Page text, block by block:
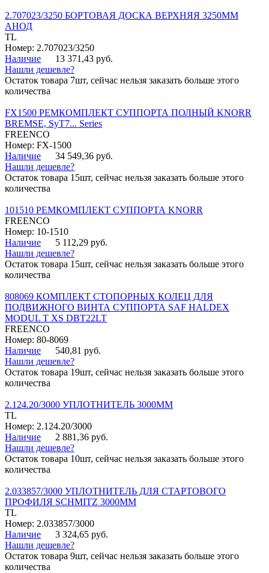
2.707023/3250 БОРТОВАЯ ДОСКА ВЕРХНЯЯ 3250ММ
АНОД
TL
Номер: 2.707023/3250
Наличие
13 371,43 руб.
Нашли дешевле?
Остаток товара 7шт, сейчас нельзя заказать больше этого
количества
FX1500 РЕМКОМПЛЕКТ СУППОРТА ПОЛНЫЙ KNORR
BREMSE, SyT7... Series
FREENCO
Номер: FX-1500
Наличие
34 549,36 руб.
Нашли дешевле?
Остаток товара 15шт, сейчас нельзя заказать больше этого
количества
101510 РЕМКОМПЛЕКТ СУППОРТА KNORR
FREENCO
Номер: 10-1510
Наличие
5 112,29 руб.
Нашли дешевле?
Остаток товара 15шт, сейчас нельзя заказать больше этого
количества
808069 КОМПЛЕКТ СТОПОРНЫХ КОЛЕЦ ДЛЯ
ПОДВИЖНОГО ВИНТА СУППОРТА SAF HALDEX
MODUL T XS DBT22LT
FREENCO
Номер: 80-8069
Наличие
540,81 руб.
Нашли дешевле?
Остаток товара 19шт, сейчас нельзя заказать больше этого
количества
2.124.20/3000 УПЛОТНИТЕЛЬ 3000ММ
TL
Номер: 2.124.20/3000
Наличие
2 881,36 руб.
Нашли дешевле?
Остаток товара 10шт, сейчас нельзя заказать больше этого
количества
2.033857/3000 УПЛОТНИТЕЛЬ ДЛЯ СТАРТОВОГО
ПРОФИЛЯ SCHMITZ 3000ММ
TL
Номер: 2.033857/3000
Наличие
3 324,65 руб.
Нашли дешевле?
Остаток товара 9шт, сейчас нельзя заказать больше этого
количества